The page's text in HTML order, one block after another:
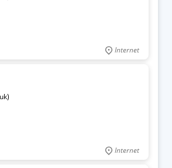
Internet
Internet